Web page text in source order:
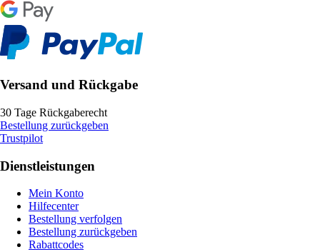
Versand und Rückgabe
30 Tage Rückgaberecht
Bestellung zurückgeben
Trustpilot
Dienstleistungen
Mein Konto
Hilfecenter
Bestellung verfolgen
Bestellung zurückgeben
Rabattcodes